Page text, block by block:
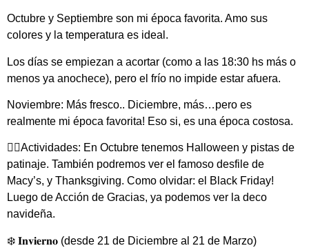
Octubre y Septiembre son mi época favorita. Amo sus
colores y la temperatura es ideal.
Los días se empiezan a acortar (como a las 18:30 hs más o
menos ya anochece), pero el frío no impide estar afuera.
Noviembre: Más fresco.. Diciembre, más…pero es
realmente mi época favorita! Eso si, es una época costosa.
👉🏽Actividades: En Octubre tenemos Halloween y pistas de
patinaje. También podremos ver el famoso desfile de
Macy’s, y Thanksgiving. Como olvidar: el Black Friday!
Luego de Acción de Gracias, ya podemos ver la deco
navideña.
❄️ 𝐈𝐧𝐯𝐢𝐞𝐫𝐧𝐨 (desde 21 de Diciembre al 21 de Marzo)